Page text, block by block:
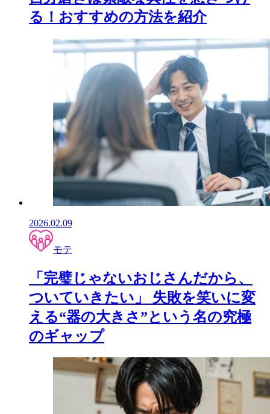
る！おすすめの方法を紹介
2026.02.09
モテ
「完璧じゃないおじさんだから、
ついていきたい」 失敗を笑いに変
える“器の大きさ”という名の究極
のギャップ